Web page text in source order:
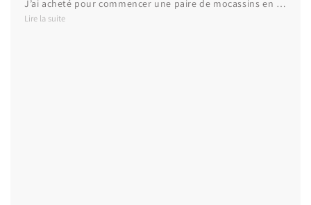
J’ai acheté pour commencer une paire de mocassins en
cuir, et je suis déjà fan. Je n’hésiterai pas une seule
Lire la suite